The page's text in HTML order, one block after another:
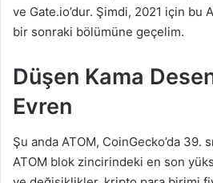
ve Gate.io’dur. Şimdi, 2021 için bu
bir sonraki bölümüne geçelim.
Düşen Kama
Evren
Şu anda ATOM, CoinGecko’da 39.
ATOM blok zincirindeki en son